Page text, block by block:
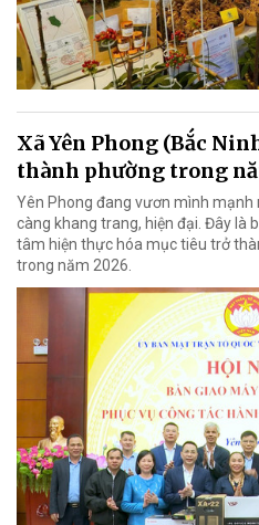
Xã Yên Phong (Bắc
thành phường trong
Yên Phong đang vươn mình mạnh
càng khang trang, hiện đại. Đây là
tâm hiện thực hóa mục tiêu trở
trong năm 2026.